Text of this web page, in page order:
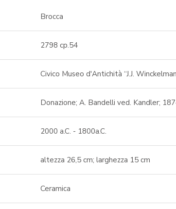
Brocca
2798 cp.54
Civico Museo d'Antichità “J.J.
Donazione; A. Bandelli ved. Kandler;
2000 a.C. - 1800a.C.
altezza 26,5 cm; larghezza 15 cm
Ceramica